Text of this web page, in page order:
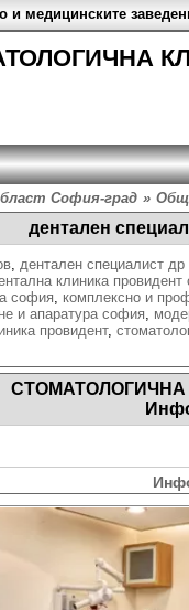
и медицинските
София-град »
дентален
, дентален специалист
клиника провидент
софия, комплексно и
и апаратура софия,
провидент,